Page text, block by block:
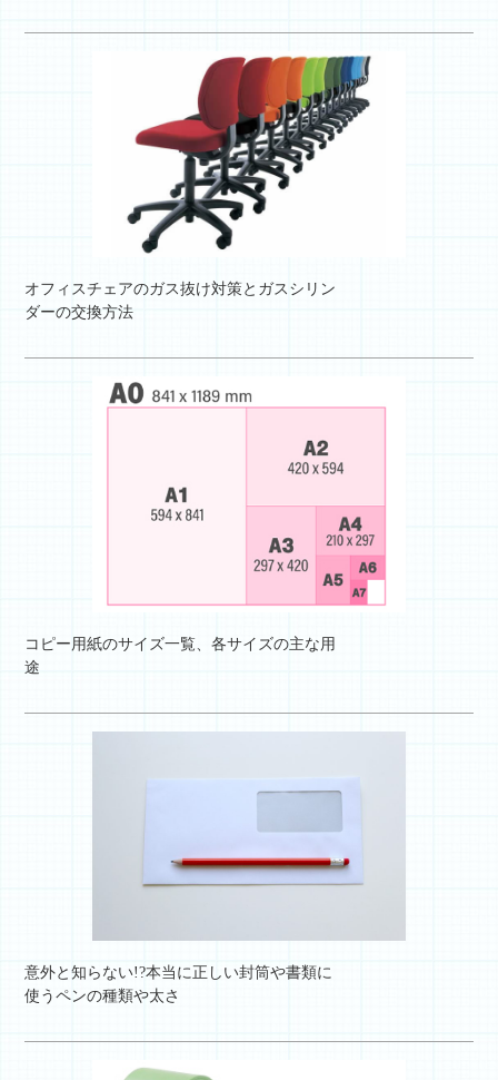
オフィスチェアのガス抜け対策とガスシリン
ダーの交換方法
コピー用紙のサイズ一覧、各サイズの主な用
途
意外と知らない!?本当に正しい封筒や書類に
使うペンの種類や太さ